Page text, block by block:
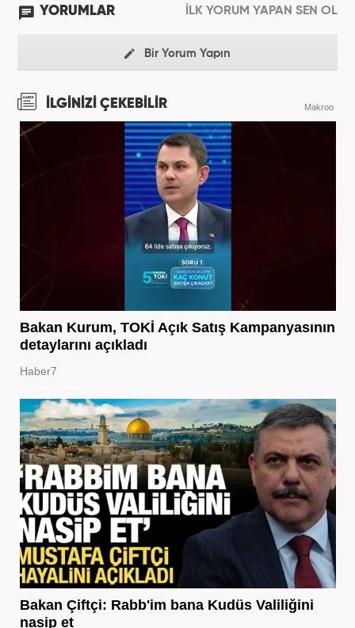
YORUMLAR İLK YORUM YAPAN SEN OL
Bir Yorum Yapın
İLGİNİZİ ÇEKEBİLİR Makroo
Bakan Kurum, TOKİ Açık Satış Kampanyasının
detaylarını açıkladı
Haber7
Bakan Çiftçi: Rabb'im bana Kudüs Valiliğini
nasip et